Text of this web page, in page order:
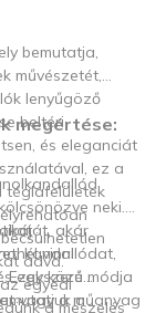
bemutatja,
művészetét,
lenyűgöző
beltéri
és eleganciát
ez a
téglafelületek
adva.
egyedi
a meszelés
megértése:
neki.
akár
vinni
egyszerű módja
a
kandallódat,
Ezek közé
vagy a műanyag